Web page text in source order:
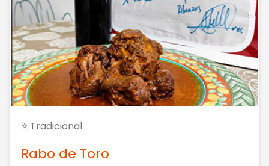
⭐ Tradicional
Rabo de Toro